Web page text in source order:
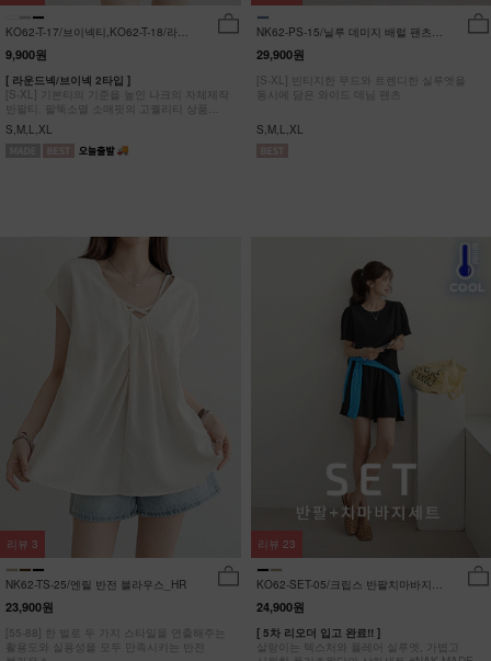
KO62-T-17/브이넥티,KO62-T-18/라운
드티_YN
9,900원
[ 라운드넥/브이넥 2타입 ]
[S-XL] 기본티의 기준을 높인 나크의 자체제작
반팔티. 팔뚝소멸 소매핏의 고퀄리티 상품
#NAK MADE.
S,M,L,XL
NK62-PS-15/닐루 데미지 배럴 팬츠
_HR
29,900원
[S-XL] 빈티지한 무드와 트렌디한 실루엣을
동시에 담은 와이드 데님 팬츠
S,M,L,XL
NK62-TS-25/엔릴 반전 블라우스_HR
23,900원
[55-88] 한 벌로 두 가지 스타일을 연출해주는
활용도와 실용성을 모두 만족시키는 반전
리뷰 3
KO62-SET-05/크립스 반팔치마바지세
트_HR
24,900원
[ 5차 리오더 입고 완료!! ]
살랑이는 텍스처와 플레어 실루엣, 가볍고
리뷰 23